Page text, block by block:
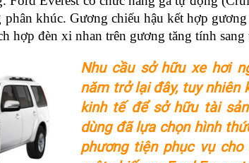
phân khúc. Gương chiếu hậu kết hợp
hợp đèn xi nhan trên gương tăng tính
Nhu cầu sở hữu xe hơi
năm trở lại đây, tuy nhiên
kinh tế để sở hữu tài
dùng đã lựa chọn hình
phương tiện phục vụ